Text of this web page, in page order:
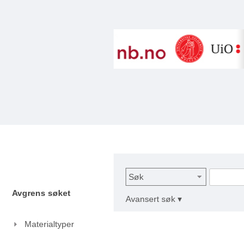
Avgrens søket
Materialtyper
Søk
Avansert søk ▾